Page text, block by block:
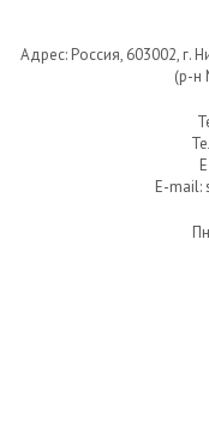
Адрес: Россия, 603002, г.
(р-н
E-mail: